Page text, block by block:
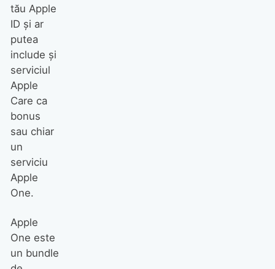
tău Apple
ID şi ar
putea
include şi
serviciul
Apple
Care ca
bonus
sau chiar
un
serviciu
Apple
One.
Apple
One este
un bundle